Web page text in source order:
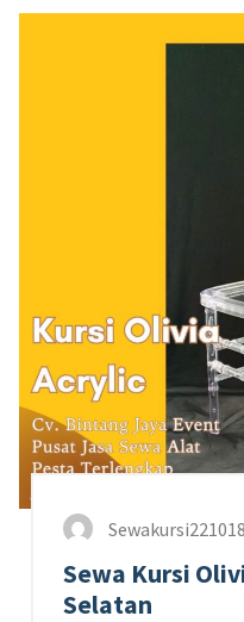
Sewakursi221018
Sewa Kursi
Selatan